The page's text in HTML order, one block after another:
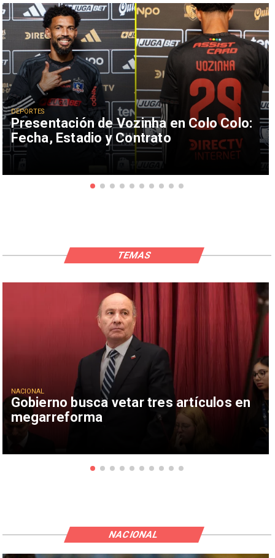
Presentación de Vozinha en Colo Colo:
Fecha, Estadio y Contrato
DEPORTES
Gobierno busca vetar tres artículos en
megarreforma
NACIONAL
TEMAS
NACIONAL